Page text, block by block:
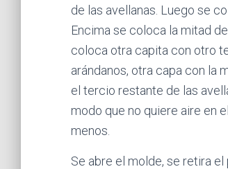
de las avellanas. Luego se
Encima se coloca la mitad
coloca otra capita con otro
arándanos, otra capa con la
el tercio restante de las
modo que no quiere aire en
menos.
Se abre el molde, se retira